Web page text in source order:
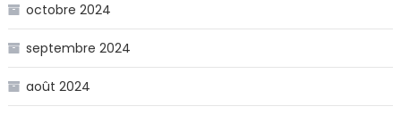
octobre 2024
septembre 2024
août 2024